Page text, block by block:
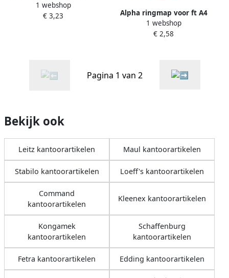
uit PP 4 ringen van 25 mm
geassorteerde transparante
1 webshop
€ 3,23
Alpha ringmap voor ft A4
uit PP 4 ringen van 16 mm
geassorteerde kleuren
1 webshop
€ 2,58
Pagina 1 van 2
Bekijk ook
Leitz kantoorartikelen Maul kantoorartikelen
Stabilo kantoorartikelen Loeff's kantoorartikelen
Command
kantoorartikelen
Kleenex kantoorartikelen
Kongamek
kantoorartikelen
Schaffenburg
kantoorartikelen
Fetra kantoorartikelen Edding kantoorartikelen